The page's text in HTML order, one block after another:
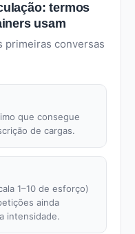
termos
usam
primeiras conversas
que consegue
de cargas.
1–10 de esforço)
ainda
intensidade.